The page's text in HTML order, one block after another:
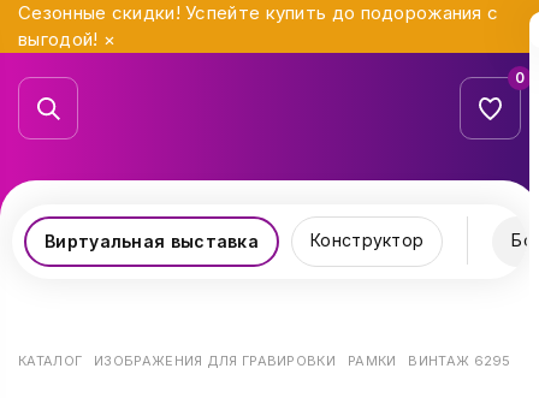
Сезонные скидки! Успейте купить до подорожания с
выгодой! ×
0
Виртуальная выставка Конструктор
КАТАЛОГ ИЗОБРАЖЕНИЯ ДЛЯ ГРАВИРОВКИ РАМКИ ВИНТАЖ 6295